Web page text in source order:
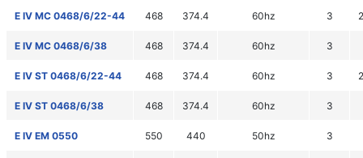
E IV MC 0468/6/22-44 468 374.4 60hz 3
E IV MC 0468/6/38 468 374.4 60hz 3
E IV ST 0468/6/22-44 468 374.4 60hz 3
E IV ST 0468/6/38 468 374.4 60hz 3
E IV EM 0550 550 440 50hz 3